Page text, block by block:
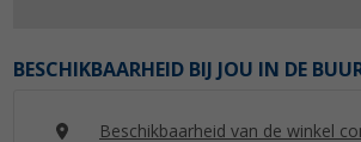
BESCHIKBAARHEID BIJ JOU IN DE
Beschikbaarheid van de winkel